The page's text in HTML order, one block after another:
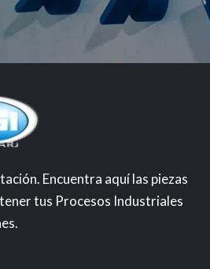
Encuentra aquí las piezas
tus Procesos Industriales